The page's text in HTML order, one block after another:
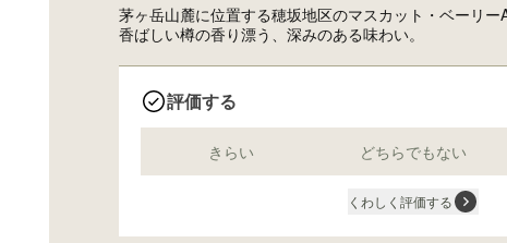
お問い合わせ
wine@と
茅ヶ岳山麓に位置する穂坂地区のマスカット・ベーリー
香ばしい樽の香り漂う、深みのある味わい。
評価する
きらい どちらでもない
くわしく評価する